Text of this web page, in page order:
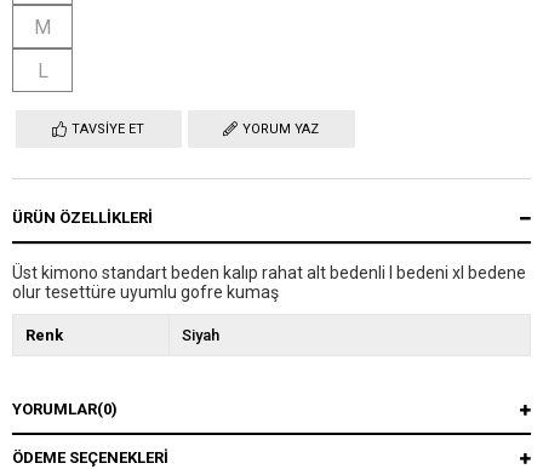
M
L
TAVSIYE ET YORUM YAZ
ÜRÜN ÖZELLIKLERI
Üst kimono standart beden kalıp rahat alt bedenli l bedeni xl bedene
olur tesettüre uyumlu gofre kumaş
Renk Siyah
YORUMLAR(0)
ÖDEME SEÇENEKLERI